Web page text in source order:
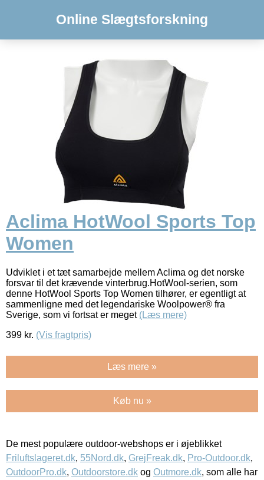
Online Slægtsforskning
Aclima HotWool Sports Top
Women
Udviklet i et tæt samarbejde mellem Aclima og det norske
forsvar til det krævende vinterbrug.HotWool-serien, som
denne HotWool Sports Top Women tilhører, er egentligt at
sammenligne med det legendariske Woolpower® fra
Sverige, som vi fortsat er meget (Læs mere)
399 kr. (Vis fragtpris)
Læs mere »
Køb nu »
De mest populære outdoor-webshops er i øjeblikket
Friluftslageret.dk, 55Nord.dk, GrejFreak.dk, Pro-Outdoor.dk,
OutdoorPro.dk, Outdoorstore.dk og Outmore.dk, som alle har